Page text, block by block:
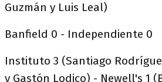
Guzmán y Luis Leal)
Banfield 0 - Independiente 0
Instituto 3 (Santiago
y Gastón Lodico) - Newell's 1